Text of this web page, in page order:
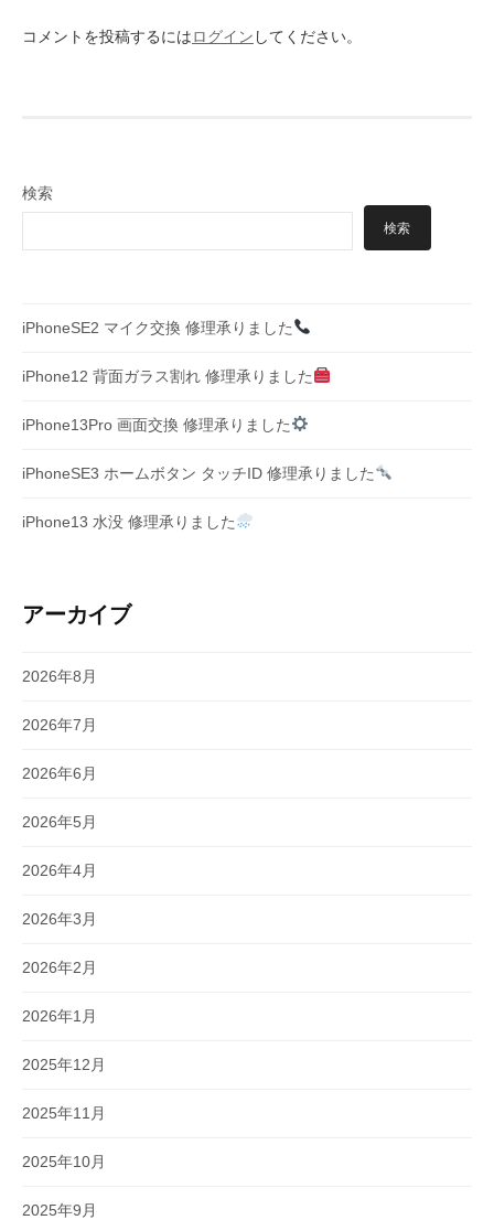
シ
コメントを投稿するにはログイン してください。
検索
検索
iPhoneSE2 マイク交換 修理承りました
iPhone12 背面ガラス割れ 修理承りました
iPhone13Pro 画面交換 修理承りました
iPhoneSE3 ホームボタン タッチID 修理承りました
iPhone13 水没 修理承りました
アーカイブ
2026年8月
2026年7月
2026年6月
2026年5月
2026年4月
2026年3月
2026年2月
2026年1月
2025年12月
2025年11月
2025年10月
2025年9月